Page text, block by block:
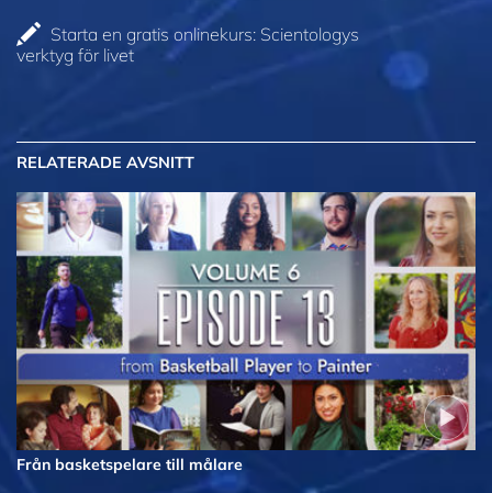
Starta en gratis onlinekurs: Scientologys
verktyg för livet
RELATERADE AVSNITT
Från basketspelare till målare